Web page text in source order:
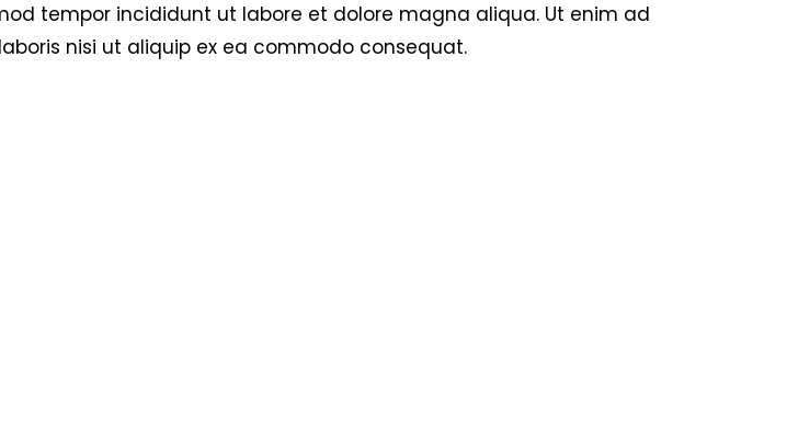
tempor incididunt ut labore et dolore magna aliqua. Ut enim ad
nisi ut aliquip ex ea commodo consequat.